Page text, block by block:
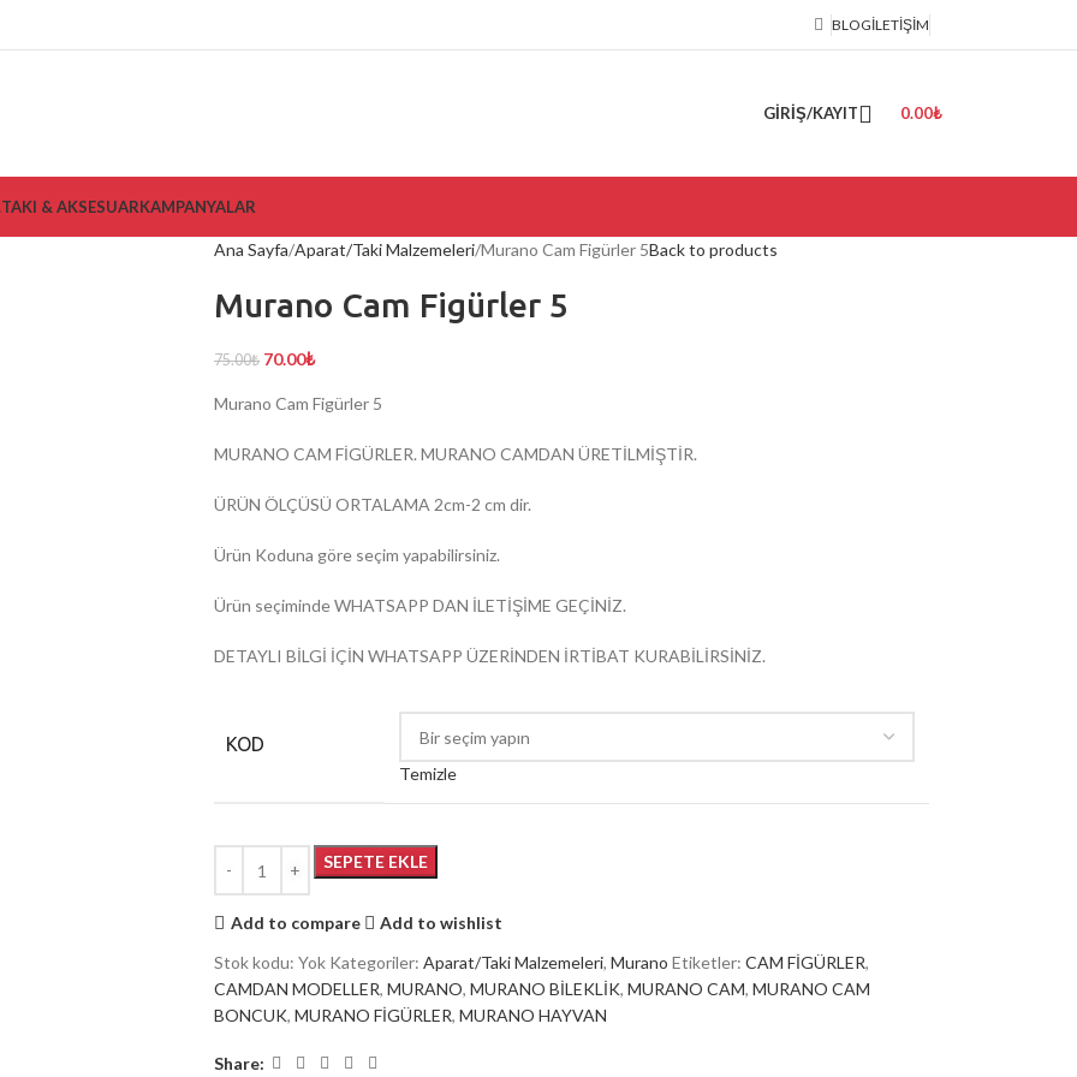
BLOGİLETIŞIM
GIRIŞ/KAYIT 0.00₺
TAKI & AKSESUARKAMPANYALAR
Ana Sayfa Aparat/Taki Malzemeleri Murano Cam Figürler 5Back to products
Murano Cam Figürler 5
75.00₺ 70.00₺
Murano Cam Figürler 5
MURANO CAM FİGÜRLER. MURANO CAMDAN ÜRETİLMİŞTİR.
ÜRÜN ÖLÇÜSÜ ORTALAMA 2cm-2 cm dir.
Ürün Koduna göre seçim yapabilirsiniz.
Ürün seçiminde WHATSAPP DAN İLETİŞİME GEÇİNİZ.
DETAYLI BİLGİ İÇİN WHATSAPP ÜZERİNDEN İRTİBAT KURABİLİRSİNİZ.
KOD
Temizle
SEPETE EKLE
Add to compare
Add to wishlist
Stok kodu: Yok Kategoriler: Aparat/Taki Malzemeleri, Murano Etiketler: CAM FİGÜRLER,
CAMDAN MODELLER, MURANO, MURANO BİLEKLİK, MURANO CAM, MURANO CAM
BONCUK, MURANO FİGÜRLER, MURANO HAYVAN
Share: